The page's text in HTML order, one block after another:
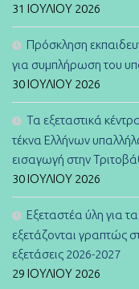
31 ΙΟΥΛΊΟΥ 2026
Πρόσκληση
για συμπλήρωση του
30 ΙΟΥΛΊΟΥ 2026
Τα εξεταστικά
τέκνα Ελλήνων
εισαγωγή στην
30 ΙΟΥΛΊΟΥ 2026
Εξεταστέα ύλη για
εξετάζονται γραπτώς
εξετάσεις 2026-2027
29 ΙΟΥΛΊΟΥ 2026